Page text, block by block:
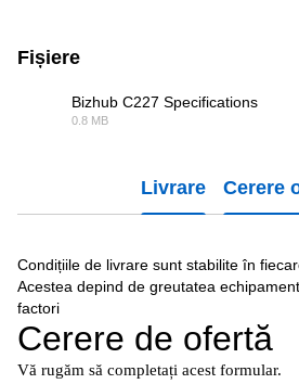
Fișiere
Bizhub C227 Specifications
0.8 MB
Livrare Cerere
Condițiile de livrare sunt stabilite în
Acestea depind de greutatea
factori